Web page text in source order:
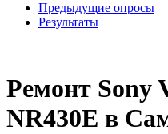
Предыдущие опросы
Результаты
Ремонт Sony
NR430E в